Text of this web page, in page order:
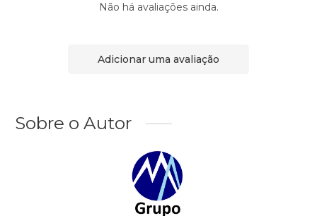
Não há avaliações ainda.
Adicionar uma avaliação
Sobre o Autor